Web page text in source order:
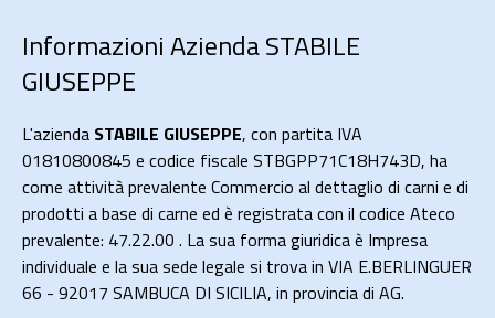
Informazioni Azienda STABILE
GIUSEPPE
L'azienda STABILE GIUSEPPE, con partita IVA
01810800845 e codice fiscale STBGPP71C18H743D, ha
come attività prevalente Commercio al dettaglio di carni e di
prodotti a base di carne ed è registrata con il codice Ateco
prevalente: 47.22.00 . La sua forma giuridica è Impresa
individuale e la sua sede legale si trova in VIA E.BERLINGUER
66 - 92017 SAMBUCA DI SICILIA, in provincia di AG.